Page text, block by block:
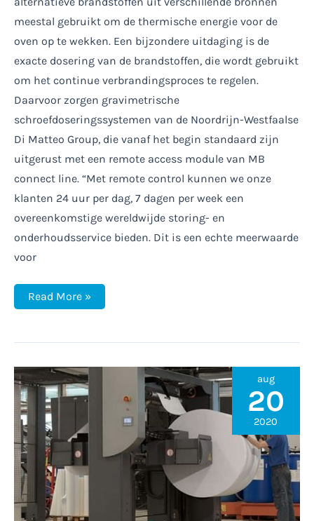
meestal gebruikt om de thermische energie voor de
oven op te wekken. Een bijzondere uitdaging is de
exacte dosering van de brandstoffen, die wordt gebruikt
om het continue verbrandingsproces te regelen.
Daarvoor zorgen gravimetrische
schroefdoseringssystemen van de Noordrijn-Westfaalse
Di Matteo Group, die vanaf het begin standaard zijn
uitgerust met een remote access module van MB
connect line. “Met remote control kunnen we onze
klanten 24 uur per dag, 7 dagen per week een
overeenkomstige wereldwijde storing- en
onderhoudsservice bieden. Dit is een echte meerwaarde
voor
Wereldwijde
24/7/365
de
Read More »
aug
20
2020